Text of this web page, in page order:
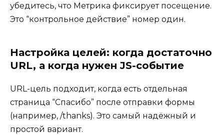
убедитесь, что Метрика фиксирует посещение.
Это “контрольное действие” номер один.
Настройка целей: когда достаточно
URL, а когда нужен JS-событие
URL-цель подходит, когда есть отдельная
страница “Спасибо” после отправки формы
(например, /thanks). Это самый надёжный и
простой вариант.